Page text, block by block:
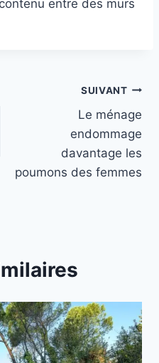
entre des murs
SUIVANT
Le ménage
endommage
davantage les
poumons des femmes